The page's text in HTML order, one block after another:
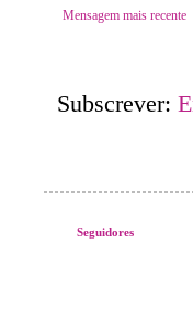
Mensagem mais recente
Subscrever:
Seguidores